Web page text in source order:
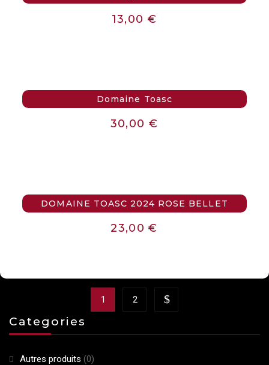
Categories
Autres produits (0)
13,00 €
Domaine Toasc
30,00 €
DOMAINE TOASC 2024 ROSE BELLET
23,00€
1 2